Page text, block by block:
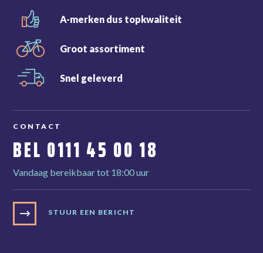
A-merken dus topkwaliteit
Groot assortiment
Snel geleverd
CONTACT
BEL 0111 45 00 18
Vandaag bereikbaar tot 18:00 uur
STUUR EEN BERICHT